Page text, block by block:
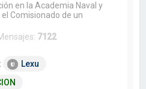
en la Academia Naval y
Comisionado de un
7122
Lexu